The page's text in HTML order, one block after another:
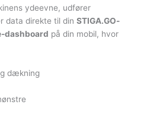
ydeevne, udfører
data direkte til din STIGA.GO-
dashboard på din mobil, hvor
dækning